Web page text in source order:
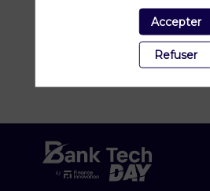
Accepter
Refuser